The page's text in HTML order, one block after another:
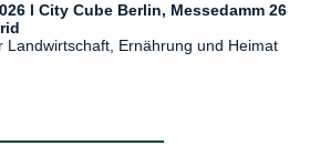
l City Cube Berlin, Messedamm 26
Landwirtschaft, Ernährung und Heimat